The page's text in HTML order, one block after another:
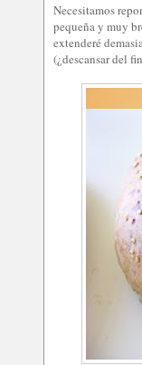
Necesitamos
pequeña y muy
extenderé
(¿descansar del